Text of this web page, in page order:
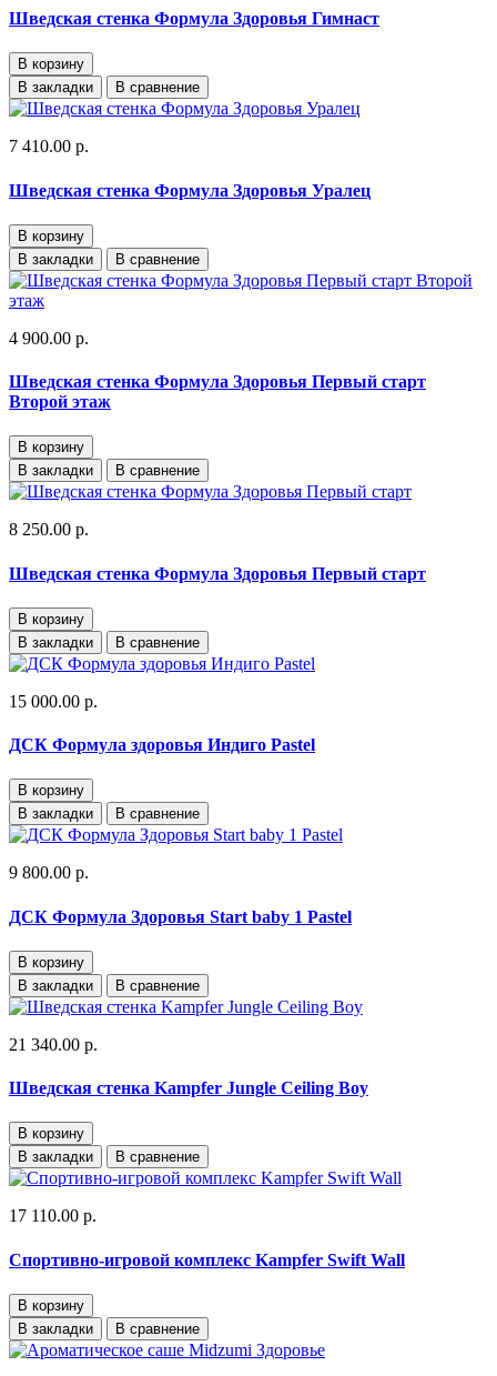
Шведская стенка Формула Здоровья Гимнаст
В корзину
В закладки
В сравнение
7 410.00 р.
Шведская стенка Формула Здоровья Уралец
В корзину
В закладки
В сравнение
4 900.00 р.
Шведская стенка Формула Здоровья Первый старт
Второй этаж
В корзину
В закладки
В сравнение
8 250.00 р.
Шведская стенка Формула Здоровья Первый старт
В корзину
В закладки
В сравнение
15 000.00 р.
ДСК Формула здоровья Индиго Pastel
В корзину
В закладки
В сравнение
9 800.00 р.
ДСК Формула Здоровья Start baby 1 Pastel
В корзину
В закладки
В сравнение
21 340.00 р.
Шведская стенка Kampfer Jungle Ceiling Boy
В корзину
В закладки
В сравнение
17 110.00 р.
Спортивно-игровой комплекс Kampfer Swift Wall
В корзину
В закладки
В сравнение